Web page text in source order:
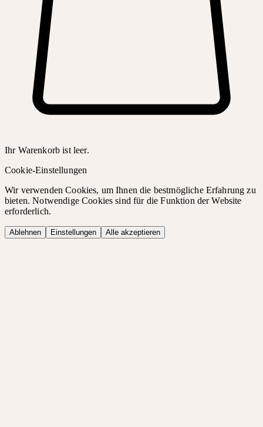
Ihr Warenkorb ist leer.
Cookie-Einstellungen
Wir verwenden Cookies, um Ihnen die bestmögliche Erfahrung zu
bieten. Notwendige Cookies sind für die Funktion der Website
erforderlich.
Ablehnen Einstellungen Alle akzeptieren